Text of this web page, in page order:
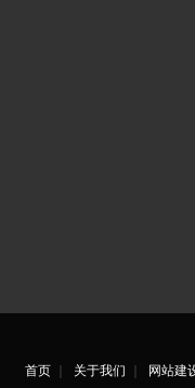
首页｜ 关于我们 网站建